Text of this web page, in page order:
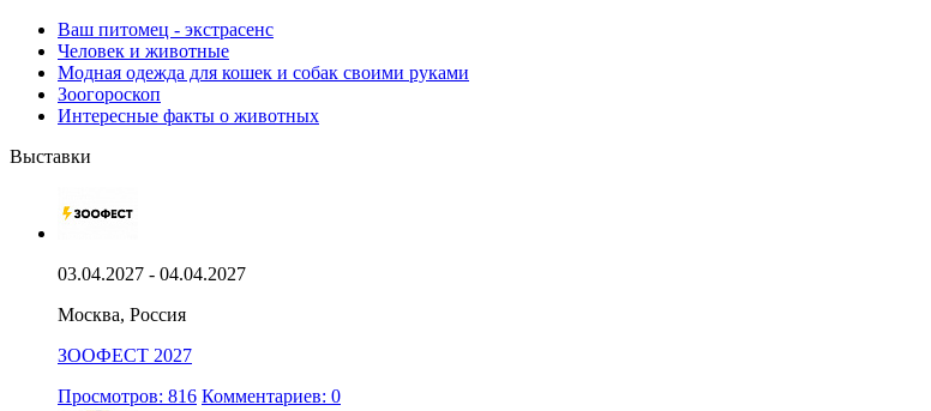
Ваш питомец - экстрасенс
Человек и животные
Модная одежда для кошек и собак своими руками
Зоогороскоп
Интересные факты о животных
Выставки
03.04.2027 - 04.04.2027
Москва, Россия
ЗООФЕСТ 2027
Просмотров: 816 Комментариев: 0